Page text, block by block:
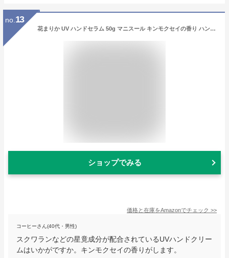
no. 13
花まりか UV ハンドセラム 50g マニスール キンモクセイの香り ハンドクリーム 保湿 Botanicfolk (50g,キンモクセイ)
ショップでみる
価格と在庫をAmazonでチェック >>
コーヒーさん(40代・男性)
スクワランなどの星竟成分が配合されているUVハンドクリー
ムはいかがですか。キンモクセイの香りがします。